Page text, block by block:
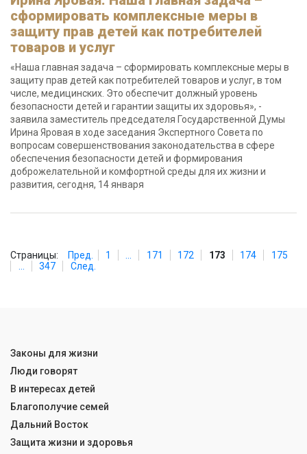
сформировать комплексные меры в
защиту прав детей как потребителей
товаров и услуг
«Наша главная задача – сформировать комплексные меры в
защиту прав детей как потребителей товаров и услуг, в том
числе, медицинских. Это обеспечит должный уровень
безопасности детей и гарантии защиты их здоровья», -
заявила заместитель председателя Государственной Думы
Ирина Яровая в ходе заседания Экспертного Совета по
вопросам совершенствования законодательства в сфере
обеспечения безопасности детей и формирования
доброжелательной и комфортной среды для их жизни и
развития, сегодня, 14 января
Страницы: Пред. 1 171 172 173 174
175
347 След.
Законы для жизни
Люди говорят
В интересах детей
Благополучие семей
Дальний Восток
Защита жизни и здоровья